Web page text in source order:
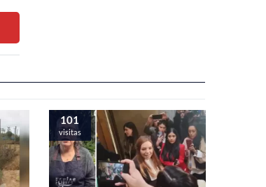
101
visitas